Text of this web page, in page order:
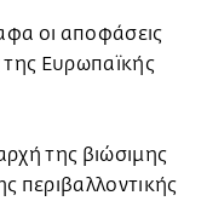
οι αποφάσεις
της Ευρωπαϊκής
της βιώσιμης
περιβαλλοντικής